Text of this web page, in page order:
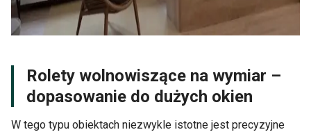
Rolety wolnowiszące na wymiar –
dopasowanie do dużych okien
W tego typu obiektach niezwykle istotne jest precyzyjne